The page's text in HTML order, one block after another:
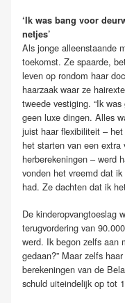
‘Ik was bang voor
netjes’
Als jonge alleenstaande
toekomst. Ze spaarde,
leven op rondom haar
haarzaak waar ze
tweede vestiging. “Ik
geen luxe dingen. Alles
juist haar flexibiliteit –
het starten van een
herberekeningen – werd
vonden het vreemd dat
had. Ze dachten dat ik
De kinderopvangtoeslag
terugvordering van
werd. Ik begon zelfs aan
gedaan?” Maar zelfs
berekeningen van de
schuld uiteindelijk op tot